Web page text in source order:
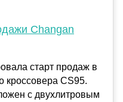
Changan
старт продаж в
кроссовера CS95.
с двухлитровым